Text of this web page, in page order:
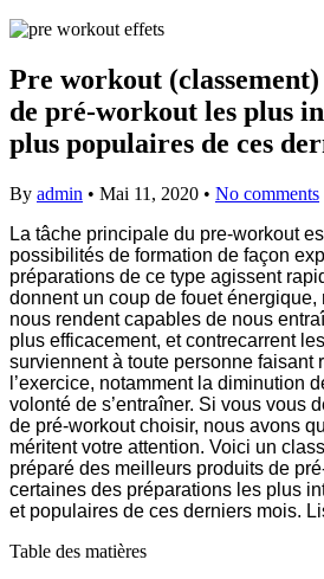
Pre workout (classement)
de pré-workout les plus
plus populaires de ces
By admin • Mai 11, 2020 • No comments
La tâche principale du pre-workout
possibilités de formation de façon
préparations de ce type agissent
donnent un coup de fouet énergique,
nous rendent capables de nous
plus efficacement, et contrecarrent
surviennent à toute personne faisant
l’exercice, notamment la diminution
volonté de s’entraîner. Si vous vous
de pré-workout choisir, nous avons
méritent votre attention. Voici un
préparé des meilleurs produits de
certaines des préparations les plus
et populaires de ces derniers mois.
Table des matières